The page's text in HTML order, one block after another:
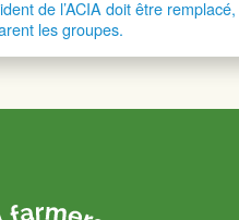
de l’ACIA doit être remplacé,
les groupes.